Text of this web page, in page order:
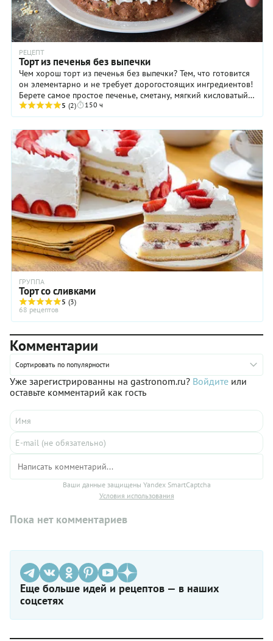
РЕЦЕПТ
Торт из печенья без выпечки
Чем хорош торт из печенья без выпечки? Тем, что готовится
он элементарно и не требует дорогостоящих ингредиентов!
Берете самое простое печенье, сметану, мягкий кисловатый
фрукт (в рецепте киви), какао ...
5 (2) 150 ч
ГРУППА
Торт со сливками
5 (3)
68 рецептов
Комментарии
Сортировать по популярности
Уже зарегистрированны на gastronom.ru? Войдите или
оставьте комментарий как гость
Ваши данные защищены Yandex SmartCaptcha
Условия использования
Пока нет комментариев
Еще больше идей и рецептов — в наших
соцсетях